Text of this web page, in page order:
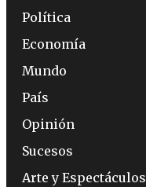
Política
Economía
Mundo
País
Opinión
Sucesos
Arte y Espectáculos